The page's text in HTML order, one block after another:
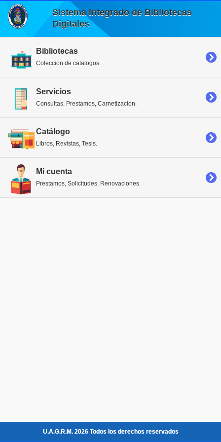
Sistema Integrado de Bibliotecas
Digitales
Bibliotecas
Coleccion de catalogos.
Servicios
Consultas, Prestamos, Carnetizacion.
Catálogo
Libros, Revistas, Tesis.
Mi cuenta
Prestamos, Solicitudes, Renovaciones.
U.A.G.R.M. 2026 Todos los derechos reservados